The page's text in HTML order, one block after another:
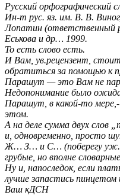
Русский орфографический
Ин-т рус. яз. им. В. В.
Лопатин (ответственный
Еськова и др… 1999.
То есть слово есть.
И Вам, ув.рецензент,
обратиться за помощью к
Парашут — это Вам не
Недопонимание было
Парашут, в какой-то
этом.
А на деле сумма двух слов
и, одновременно, просто
Ж… З… и С… (поберегу
грубые, но вполне
Ну и, напоследок, если
лучше запастись пинцетом
Ваш кДСН